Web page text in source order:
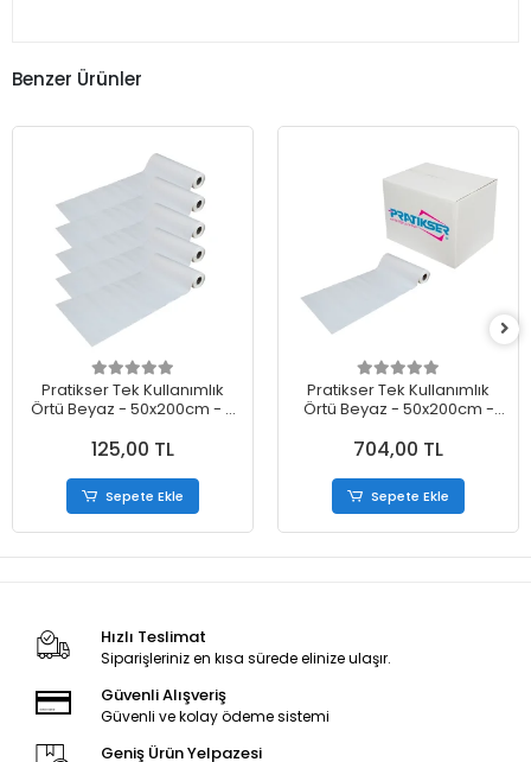
Benzer Ürünler
Pratikser Tek Kullanımlık
Örtü Beyaz - 50x200cm - 5
125,00 TL
Sepete Ekle
Pratikser Tek Kullanımlık
Örtü Beyaz - 50x200cm -
704,00 TL
Sepete Ekle
Hızlı Teslimat
Siparişleriniz en kısa sürede elinize ulaşır.
Güvenli Alışveriş
Güvenli ve kolay ödeme sistemi
Geniş Ürün Yelpazesi